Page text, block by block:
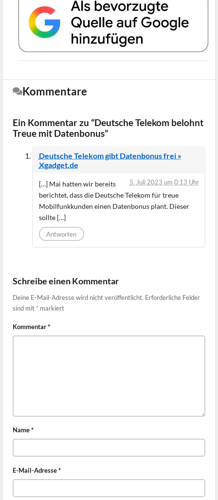
Kommentare
Ein Kommentar zu “Deutsche Telekom belohnt
Treue mit Datenbonus”
Deutsche Telekom gibt Datenbonus frei »
Xgadget.de
5. Juli 2023 um 0:13 Uhr
[…] Mai hatten wir bereits
berichtet, dass die Deutsche Telekom für treue
Mobilfunkkunden einen Datenbonus plant. Dieser
sollte […]
Antworten
Schreibe einen Kommentar
Deine E-Mail-Adresse wird nicht veröffentlicht. Erforderliche Felder
sind mit * markiert
Kommentar*
Name*
E-Mail-Adresse*